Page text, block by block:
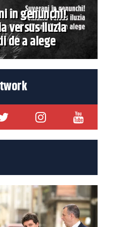
în genunchi!
versus iluzia
de a alege